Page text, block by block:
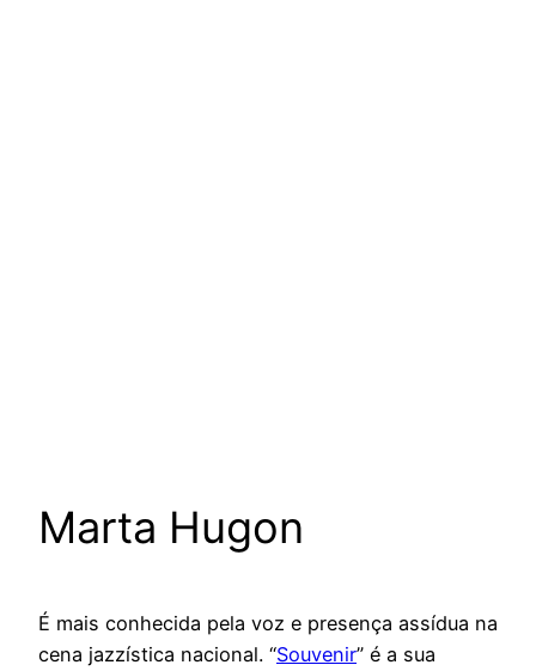
Marta Hugon
É mais conhecida pela voz e presença assídua na
cena jazzística nacional. “Souvenir” é a sua